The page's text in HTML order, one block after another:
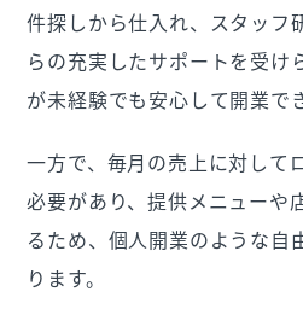
件探しから仕入れ、スタッフ
らの充実したサポートを受け
が未経験でも安心して開業で
一方で、毎月の売上に対して
必要があり、提供メニューや
るため、個人開業のような自
ります。